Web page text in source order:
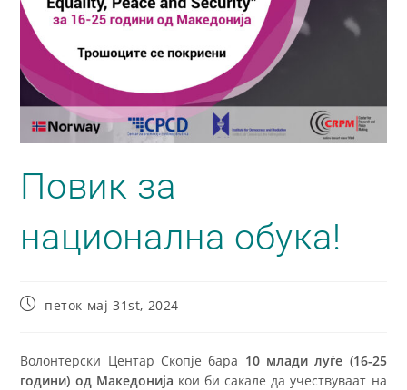
Повик за
национална обука!
петок мај 31st, 2024
Волонтерски Центар Скопје бара 10 млади луѓе (16-25
години) од Македонија кои би сакале да учествуваат на